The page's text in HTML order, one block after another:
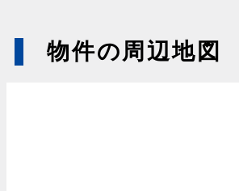
物件の周辺地図